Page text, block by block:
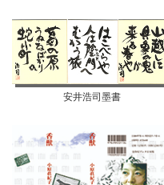
安井浩司墨書